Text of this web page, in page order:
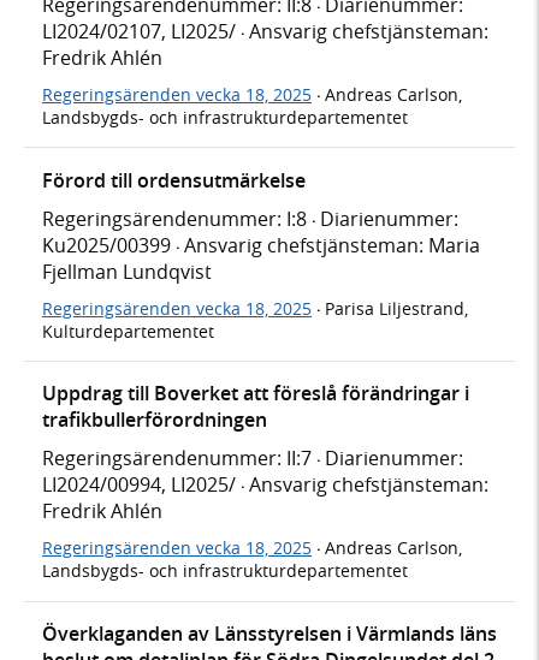
·
LI2024/02107, LI2025/ · Ansvarig chefstjänsteman:
Fredrik Ahlén
Regeringsärenden vecka 18, 2025 · Andreas Carlson,
Landsbygds- och infrastrukturdepartementet
Förord till ordensutmärkelse
Regeringsärendenummer: I:8 · Diarienummer:
Ku2025/00399 · Ansvarig chefstjänsteman: Maria
Fjellman Lundqvist
Regeringsärenden vecka 18, 2025 · Parisa Liljestrand,
Kulturdepartementet
Uppdrag till Boverket att föreslå förändringar i
trafikbullerförordningen
Regeringsärendenummer: II:7 · Diarienummer:
LI2024/00994, LI2025/ · Ansvarig chefstjänsteman:
Fredrik Ahlén
Regeringsärenden vecka 18, 2025 · Andreas Carlson,
Landsbygds- och infrastrukturdepartementet
Överklaganden av Länsstyrelsen i Värmlands läns